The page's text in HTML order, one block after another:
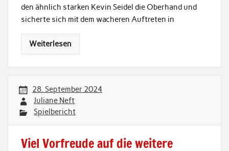
den ähnlich starken Kevin Seidel die Oberhand und
sicherte sich mit dem wacheren Auftreten in
Weiterlesen
28. September 2024
Juliane Neft
Spielbericht
Viel Vorfreude auf die weitere